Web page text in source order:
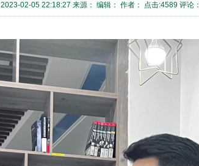
2023-02-05 22:18:27 来源： 编辑： 作者： 点击:4589 评论：